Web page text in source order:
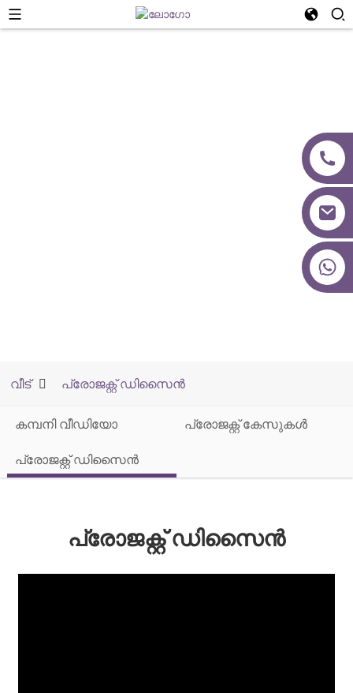
പ്രോജക്റ്റ് ഡിസൈൻ
വീട് പ്രോജക്റ്റ് ഡിസൈൻ
കമ്പനി വീഡിയോ
പ്രോജക്റ്റ് കേസുകൾ
പ്രോജക്റ്റ് ഡിസൈൻ
പ്രോജക്റ്റ് ഡിസൈൻ